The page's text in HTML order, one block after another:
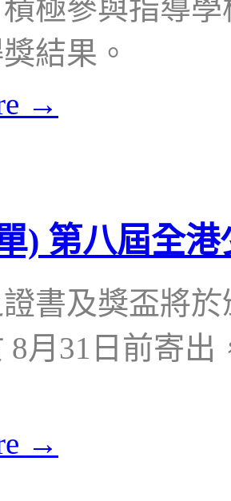
極參與指導
結果。
→
) 第八屆全
書及獎盃將
8月31日前寄
→